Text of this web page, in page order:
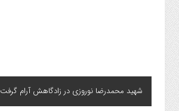
شهید محمدرضا نوروزی در زادگاهش آرام گرفت